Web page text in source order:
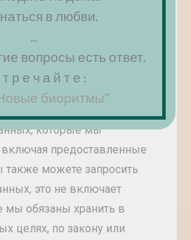
права на
записи на сайте или
комментарии, то вы
которые мы
включая предоставленные
можете запросить
это не включает
мы обязаны хранить в
целях, по закону или
в любви.
…
вопросы есть ответ.
р е ч а й т е :
биоритмы”